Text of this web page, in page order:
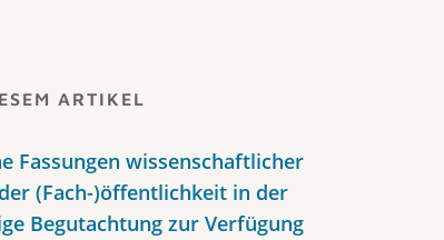
ARTIKEL
Fassungen wissenschaftlicher
(Fach-)öffentlichkeit in der
Begutachtung zur Verfügung